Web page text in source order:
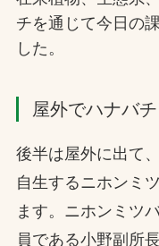
チを通じて今日の
した。
屋外でハナバ
後半は屋外に出て
自生するニホンミ
ます。ニホンミツ
員である小野副所